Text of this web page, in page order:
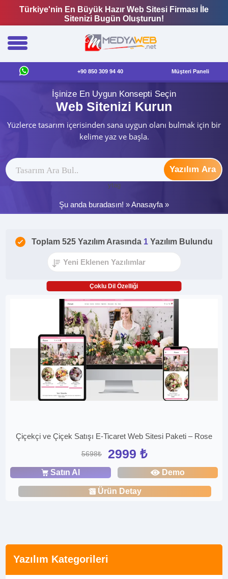
Türkiye'nin En Büyük Hazır Web Sitesi Firması İle
Sitenizi Bugün Oluşturun!
+90 850 309 94 40 Müşteri Paneli
İşinize En Uygun Konsepti Seçin
Web Sitenizi Kurun
Yüzlerce tasarım içerisinden sana uygun olanı bulmak için bir
kelime yaz ve başla.
Yazılım Ara
ytag
Şu anda buradasın! »Anasayfa »
Yazılım Kategorileri
Toplam 525 Yazılım Arasında 1 Yazılım Bulundu
Çoklu Dil Özelliği
Çiçekçi ve Çiçek Satışı E-Ticaret Web Sitesi Paketi – Rose
5698₺ 2999 ₺
Satın Al Demo
Ürün Detay